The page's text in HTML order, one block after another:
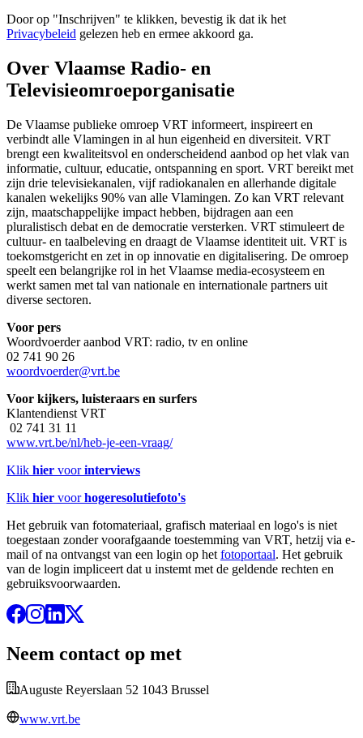
Door op "Inschrijven" te klikken, bevestig ik dat ik het
Privacybeleid gelezen heb en ermee akkoord ga.
Over Vlaamse Radio- en
Televisieomroeporganisatie
De Vlaamse publieke omroep VRT informeert, inspireert en
verbindt alle Vlamingen in al hun eigenheid en diversiteit. VRT
brengt een kwaliteitsvol en onderscheidend aanbod op het vlak van
informatie, cultuur, educatie, ontspanning en sport. VRT bereikt met
zijn drie televisiekanalen, vijf radiokanalen en allerhande digitale
kanalen wekelijks 90% van alle Vlamingen. Zo kan VRT relevant
zijn, maatschappelijke impact hebben, bijdragen aan een
pluralistisch debat en de democratie versterken. VRT stimuleert de
cultuur- en taalbeleving en draagt de Vlaamse identiteit uit. VRT is
toekomstgericht en zet in op innovatie en digitalisering. De omroep
speelt een belangrijke rol in het Vlaamse media-ecosysteem en
werkt samen met tal van nationale en internationale partners uit
diverse sectoren.
Voor pers
Woordvoerder aanbod VRT: radio, tv en online
02 741 90 26
woordvoerder@vrt.be
Voor kijkers, luisteraars en surfers
Klantendienst VRT
02 741 31 11
www.vrt.be/nl/heb-je-een-vraag/
Klik hier voorinterviews
Klik hier voorhogeresolutiefoto's
Het gebruik van fotomateriaal, grafisch materiaal en logo's is niet
toegestaan zonder voorafgaande toestemming van VRT, hetzij via e-
mail of na ontvangst van een login op het fotoportaal. Het gebruik
van de login impliceert dat u instemt met de geldende rechten en
gebruiksvoorwaarden.
Neem contact op met
Auguste Reyerslaan 52 1043 Brussel
www.vrt.be